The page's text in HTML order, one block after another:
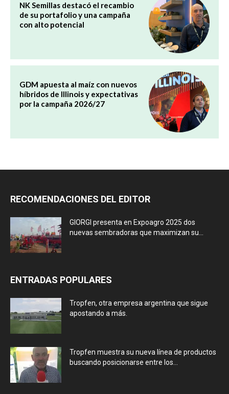
NK Semillas destacó el recambio
de su portafolio y una campaña
con alto potencial
GDM apuesta al maíz con nuevos
híbridos de Illinois y expectativas
por la campaña 2026/27
RECOMENDACIONES DEL EDITOR
GIORGI presenta en Expoagro 2025 dos
nuevas sembradoras que maximizan su...
ENTRADAS POPULARES
Tropfen, otra empresa argentina que sigue
apostando a más.
Tropfen muestra su nueva línea de productos
buscando posicionarse entre los...